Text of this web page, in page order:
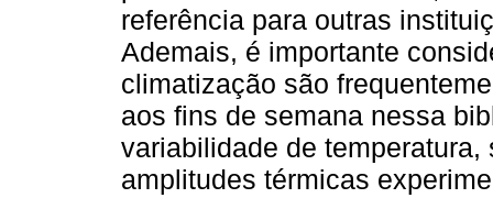
referência para outras
Ademais, é importante
climatização são
aos fins de semana nessa
variabilidade de
amplitudes térmicas